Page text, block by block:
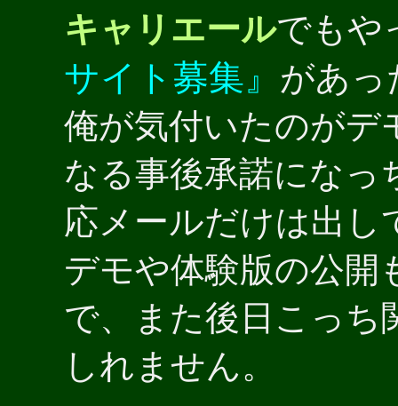
キャリエールでもや
サイト募集』 があっ
俺が気付いたのがデ
なる事後承諾になっ
応メールだけは出し
デモや体験版の公開
で、また後日こっち
しれません。